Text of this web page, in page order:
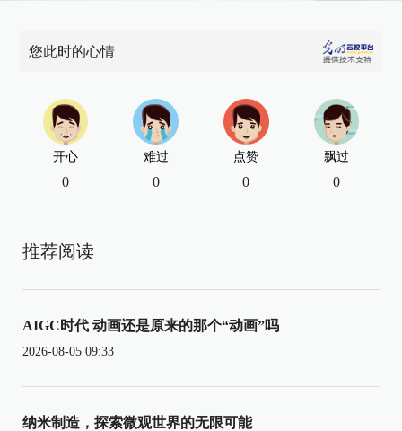
您此时的心情
开心
0
难过
0
点赞
0
飘过
0
推荐阅读
AIGC时代 动画还是原来的那个“动画”吗
2026-08-05 09:33
纳米制造，探索微观世界的无限可能